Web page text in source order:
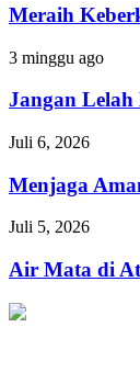
Hidup
dengan
Menolong
Kaum
Fakir
Meraih
Jangan
Menjadi
Hamba
Allah,
Jangan
Pernah
Menyerah
Ketaatan
3 minggu ago
Jangan
Menjaga
Tubuh:
Panduan
Makanan
dan
Berkah
untuk
Muslimah
Juli 6, 2026
Menjaga
Air
di
Atas
Sajadah
Juli 5, 2026
Air Mata di